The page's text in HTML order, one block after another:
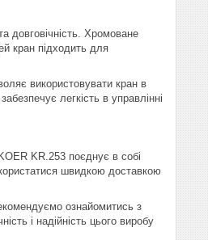
довговічність. Хромоване
кран підходить для
використовувати кран в
легкість в управлінні
KR.253 поєднує в собі
швидкою доставкою
ознайомитись з
і надійність цього виробу